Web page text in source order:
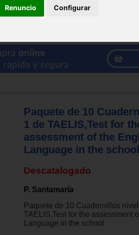
Renuncio Configurar
Paquete de 10
1 de TAELIS,Test for
assessment of the
Language in the
Descatalogado
P. Santamaría
Paquete de 10 Cuadernillos
TAELIS,Test for the assessment
Language in the school